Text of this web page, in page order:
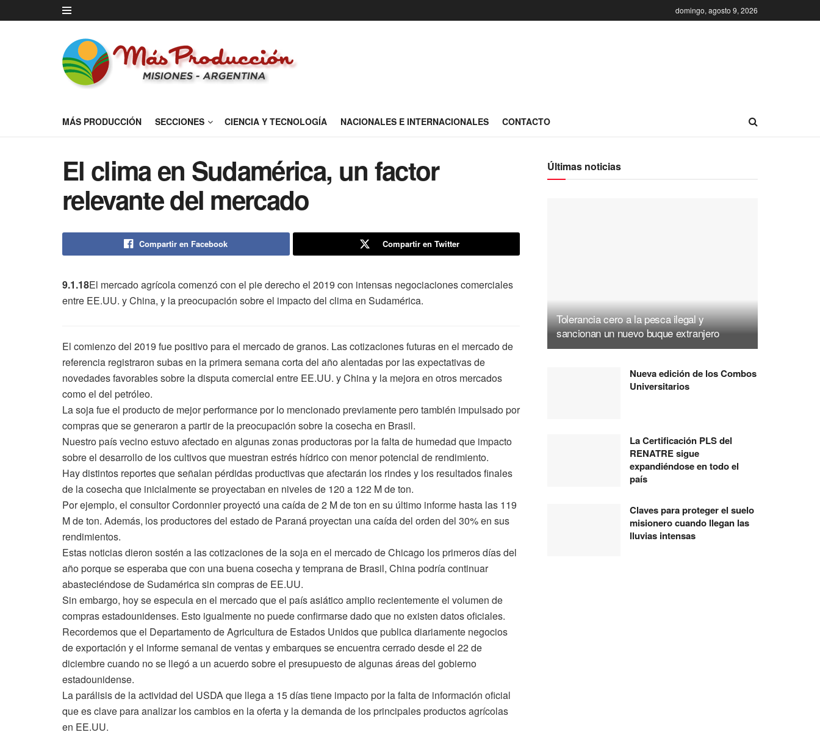
domingo, agosto 9, 2026
MÁS PRODUCCIÓN SECCIONES CIENCIA Y TECNOLOGÍA NACIONALES E INTERNACIONALES CONTACTO
El clima en Sudamérica, un factor
relevante del mercado
Compartir en Facebook Compartir en Twitter
9.1.18El mercado agrícola comenzó con el pie derecho el 2019 con intensas negociaciones comerciales
entre EE.UU. y China, y la preocupación sobre el impacto del clima en Sudamérica.
El comienzo del 2019 fue positivo para el mercado de granos. Las cotizaciones futuras en el mercado de
referencia registraron subas en la primera semana corta del año alentadas por las expectativas de
novedades favorables sobre la disputa comercial entre EE.UU. y China y la mejora en otros mercados
como el del petróleo.
La soja fue el producto de mejor performance por lo mencionado previamente pero también impulsado por
compras que se generaron a partir de la preocupación sobre la cosecha en Brasil.
Nuestro país vecino estuvo afectado en algunas zonas productoras por la falta de humedad que impacto
sobre el desarrollo de los cultivos que muestran estrés hídrico con menor potencial de rendimiento.
Hay distintos reportes que señalan pérdidas productivas que afectarán los rindes y los resultados finales
de la cosecha que inicialmente se proyectaban en niveles de 120 a 122 M de ton.
Por ejemplo, el consultor Cordonnier proyectó una caída de 2 M de ton en su último informe hasta las 119
M de ton. Además, los productores del estado de Paraná proyectan una caída del orden del 30% en sus
rendimientos.
Estas noticias dieron sostén a las cotizaciones de la soja en el mercado de Chicago los primeros días del
año porque se esperaba que con una buena cosecha y temprana de Brasil, China podría continuar
abasteciéndose de Sudamérica sin compras de EE.UU.
Sin embargo, hoy se especula en el mercado que el país asiático amplio recientemente el volumen de
compras estadounidenses. Esto igualmente no puede confirmarse dado que no existen datos oficiales.
Recordemos que el Departamento de Agricultura de Estados Unidos que publica diariamente negocios
de exportación y el informe semanal de ventas y embarques se encuentra cerrado desde el 22 de
diciembre cuando no se llegó a un acuerdo sobre el presupuesto de algunas áreas del gobierno
estadounidense.
La parálisis de la actividad del USDA que llega a 15 días tiene impacto por la falta de información oficial
que es clave para analizar los cambios en la oferta y la demanda de los principales productos agrícolas
en EE.UU.
Últimas noticias
Tolerancia cero a la pesca ilegal y
sancionan un nuevo buque extranjero
Nueva edición de los Combos
Universitarios
La Certificación PLS del
RENATRE sigue
expandiéndose en todo el
país
Claves para proteger el suelo
misionero cuando llegan las
lluvias intensas